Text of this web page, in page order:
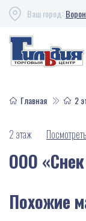
Ваш город:
Главная 2
2 этаж
ООО
Похожие